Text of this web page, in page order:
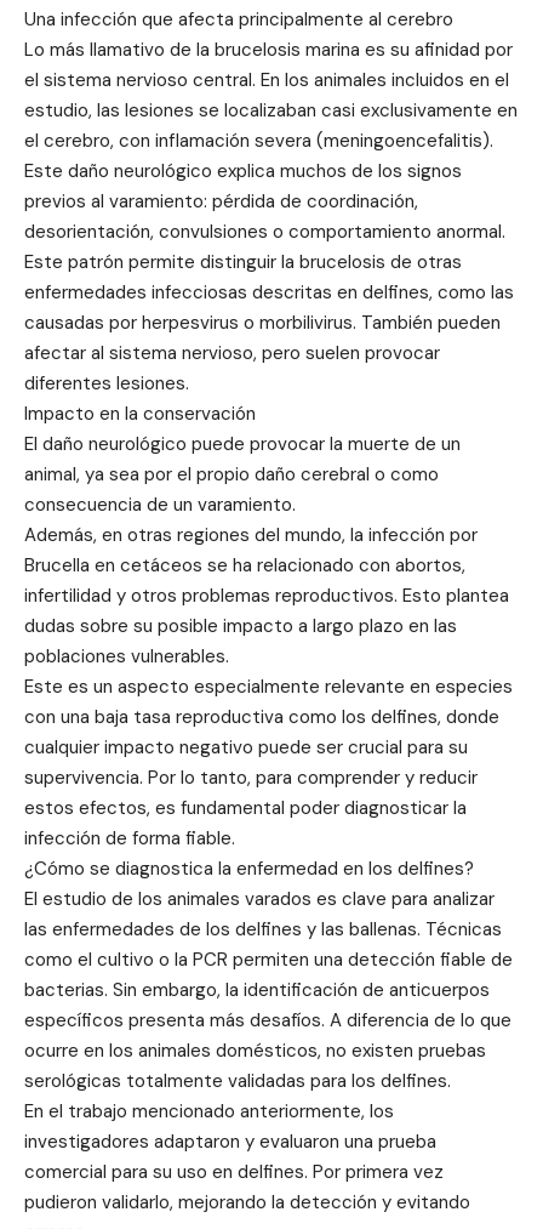
Una infección que afecta principalmente al cerebro
Lo más llamativo de la brucelosis marina es su afinidad por
el sistema nervioso central. En los animales incluidos en el
estudio, las lesiones se localizaban casi exclusivamente en
el cerebro, con inflamación severa (meningoencefalitis).
Este daño neurológico explica muchos de los signos
previos al varamiento: pérdida de coordinación,
desorientación, convulsiones o comportamiento anormal.
Este patrón permite distinguir la brucelosis de otras
enfermedades infecciosas descritas en delfines, como las
causadas por herpesvirus o morbilivirus. También pueden
afectar al sistema nervioso, pero suelen provocar
diferentes lesiones.
Impacto en la conservación
El daño neurológico puede provocar la muerte de un
animal, ya sea por el propio daño cerebral o como
consecuencia de un varamiento.
Además, en otras regiones del mundo, la infección por
Brucella en cetáceos se ha relacionado con abortos,
infertilidad y otros problemas reproductivos. Esto plantea
dudas sobre su posible impacto a largo plazo en las
poblaciones vulnerables.
Este es un aspecto especialmente relevante en especies
con una baja tasa reproductiva como los delfines, donde
cualquier impacto negativo puede ser crucial para su
supervivencia. Por lo tanto, para comprender y reducir
estos efectos, es fundamental poder diagnosticar la
infección de forma fiable.
¿Cómo se diagnostica la enfermedad en los delfines?
El estudio de los animales varados es clave para analizar
las enfermedades de los delfines y las ballenas. Técnicas
como el cultivo o la PCR permiten una detección fiable de
bacterias. Sin embargo, la identificación de anticuerpos
específicos presenta más desafíos. A diferencia de lo que
ocurre en los animales domésticos, no existen pruebas
serológicas totalmente validadas para los delfines.
En el trabajo mencionado anteriormente, los
investigadores adaptaron y evaluaron una prueba
comercial para su uso en delfines. Por primera vez
pudieron validarlo, mejorando la detección y evitando